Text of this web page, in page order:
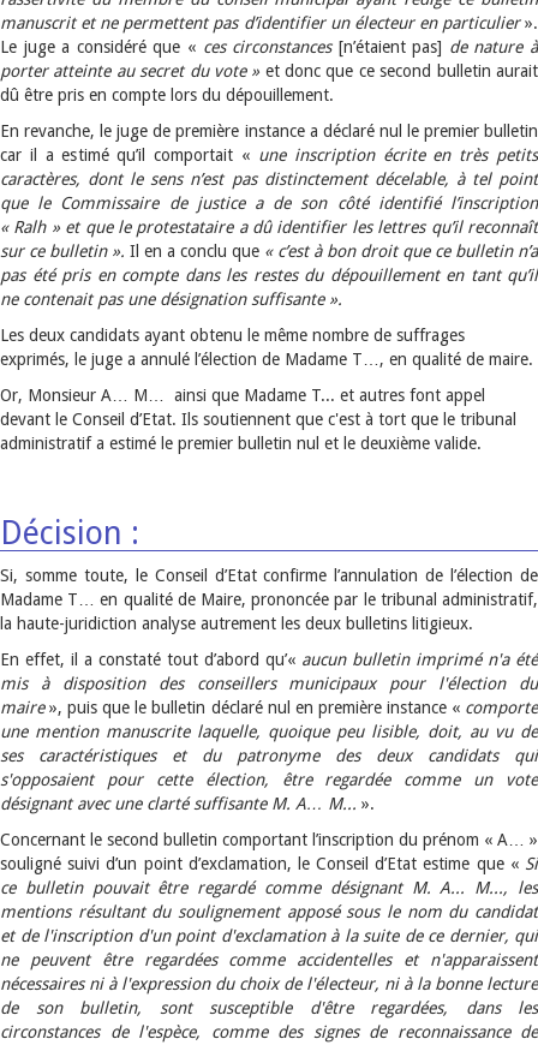
manuscrit et ne permettent pas d’identifier un électeur en particulier».
Le juge a considéré que « ces circonstances [n’étaient pas] de nature à
porter atteinte au secret du vote» et donc que ce second bulletin aurait
dû être pris en compte lors du dépouillement.
En revanche, le juge de première instance a déclaré nul le premier bulletin
car il a estimé qu’il comportait « une inscription écrite en très petits
caractères, dont le sens n’est pas distinctement décelable, à tel point
que le Commissaire de justice a de son côté identifié l’inscription
« Ralh » et que le protestataire a dû identifier les lettres qu’il reconnaît
sur ce bulletin ». Il en a conclu que « c’est à bon droit que ce bulletin n’a
pas été pris en compte dans les restes du dépouillement en tant qu’il
ne contenait pas une désignation suffisante».
Les deux candidats ayant obtenu le même nombre de suffrages
exprimés, le juge a annulé l’élection de Madame T…, en qualité de maire.
Or, Monsieur A… M… ainsi que Madame T... et autres font appel
devant le Conseil d’Etat. Ils soutiennent que c'est à tort que le tribunal
administratif a estimé le premier bulletin nul et le deuxième valide.
Décision :
Si, somme toute, le Conseil d’Etat confirme l’annulation de l’élection de
Madame T… en qualité de Maire, prononcée par le tribunal administratif,
la haute-juridiction analyse autrement les deux bulletins litigieux.
En effet, il a constaté tout d’abord qu’« aucun bulletin imprimé n'a été
mis à disposition des conseillers municipaux pour l'élection du
maire», puis que le bulletin déclaré nul en première instance « comporte
une mention manuscrite laquelle, quoique peu lisible, doit, au vu de
ses caractéristiques et du patronyme des deux candidats qui
s'opposaient pour cette élection, être regardée comme un vote
désignant avec une clarté suffisante M. A… M... ».
Concernant le second bulletin comportant l’inscription du prénom « A… »
souligné suivi d’un point d’exclamation, le Conseil d’Etat estime que « Si
ce bulletin pouvait être regardé comme désignant M. A... M..., les
mentions résultant du soulignement apposé sous le nom du candidat
et de l'inscription d'un point d'exclamation à la suite de ce dernier, qui
ne peuvent être regardées comme accidentelles et n'apparaissent
nécessaires ni à l'expression du choix de l'électeur, ni à la bonne lecture
de son bulletin, sont susceptible d'être regardées, dans les
circonstances de l'espèce, comme des signes de reconnaissance de